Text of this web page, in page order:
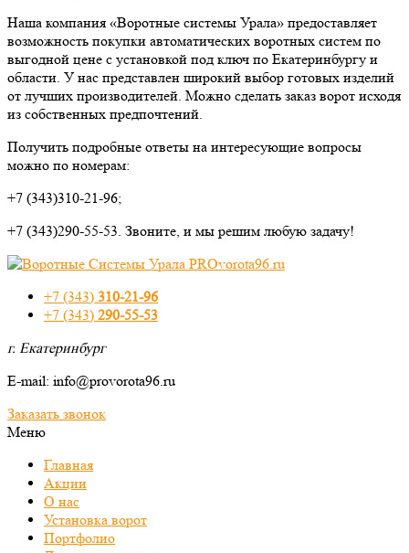
Наша компания «Воротные системы Урала» предоставляет
возможность покупки автоматических воротных систем по
выгодной цене с установкой под ключ по Екатеринбургу и
области. У нас представлен широкий выбор готовых изделий
от лучших производителей. Можно сделать заказ ворот исходя
из собственных предпочтений.
Получить подробные ответы на интересующие вопросы
можно по номерам:
+7 (343)310-21-96;
+7 (343)290-55-53. Звоните, и мы решим любую задачу!
+7 (343) 310-21-96
+7 (343) 290-55-53
г. Екатеринбург
E-mail: info@provorota96.ru
Заказать звонок
Меню
Главная
Акции
О нас
Установка ворот
Портфолио